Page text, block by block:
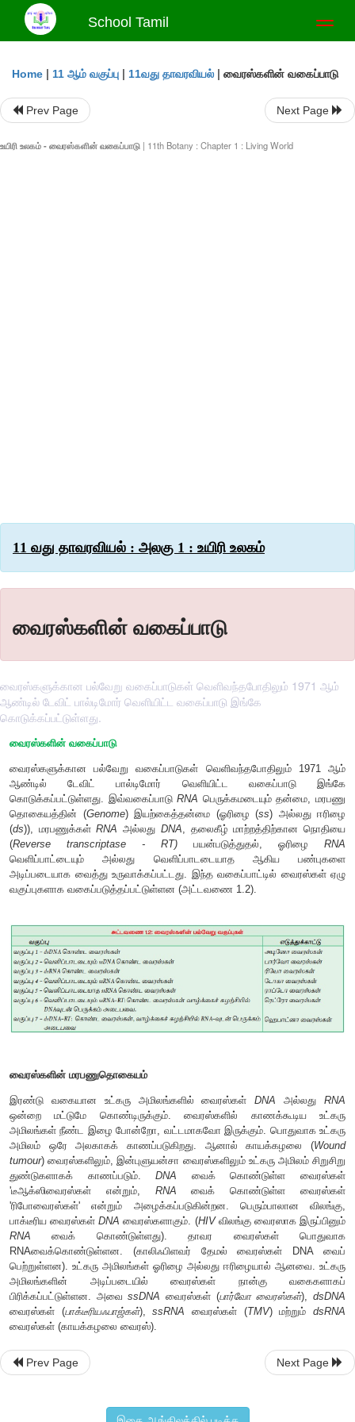
School Tamil
Home | 11 ஆம் வகுப்பு | 11வது தாவரவியல் | வைரஸ்களின் வகைப்பாடு
Prev Page Next Page
உயிரி உலகம் - வைரஸ்களின் வகைப்பாடு | 11th Botany : Chapter 1 : Living World
11 வது தாவரவியல் : அலகு 1 : உயிரி உலகம்
வைரஸ்களின் வகைப்பாடு
வைரஸ்களுக்கான பல்வேறு வகைப்பாடுகள் வெளிவந்தபோதிலும் 1971 ஆம்
ஆண்டில் டேவிட் பால்டிமோர் வெளியிட்ட வகைப்பாடு இங்கே
கொடுக்கப்பட்டுள்ளது.
வைரஸ்களின் வகைப்பாடு
வைரஸ்களுக்கான பல்வேறு வகைப்பாடுகள்
ஆண்டில் டேவிட் பால்டிமோர் வெளியிட்ட
கொடுக்கப்பட்டுள்ளது. இவ்வகைப்பாடுRNAபெருக்கமடையும்
தொகையத்தின் (Genome) இயற்கைத்தன்மை (ஓரிழை (ss
(ds)), மரபணுக்கள்RNAஅல்லதுDNA, தலைகீழ்
வெளிப்பாட்டையும் அல்லது வெளிப்பாடடையாத
அடிப்படையாக வைத்து உருவாக்கப்பட்டது. இந்த
வகுப்புகளாக வகைப்படுத்தப்பட்டுள்ளன (அட்டவணை 1.2).
இரண்டு வகையான உட்கரு அமிலங்களில் வைரஸ்கள்DNA
அமிலங்கள் நீண்ட இழை போன்றோ, வட்டமாகவோ இருக்கும்.
Prev Page Next Page